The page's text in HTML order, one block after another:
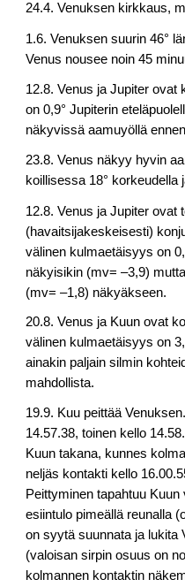
24.4. Venuksen kirkkaus, m
1.6. Venuksen suurin 46°
Venus nousee noin 45
12.8. Venus ja Jupiter ovat
on 0,9° Jupiterin
näkyvissä aamuyöllä
23.8. Venus näkyy hyvin
koillisessa 18° korkeudella
12.8. Venus ja Jupiter ovat
(havaitsijakeskeisesti)
välinen kulmaetäisyys on
näkyisikin (mv= –3,9)
(mv= –1,8) näkyäkseen.
20.8. Venus ja Kuun ovat
välinen kulmaetäisyys on
ainakin paljain silmin
mahdollista.
19.9. Kuu peittää
14.57.38, toinen kello
Kuun takana, kunnes
neljäs kontakti kello
Peittyminen tapahtuu
esiintulo pimeällä reunalla
on syytä suunnata ja lukita
(valoisan sirpin osuus on
kolmannen kontaktin